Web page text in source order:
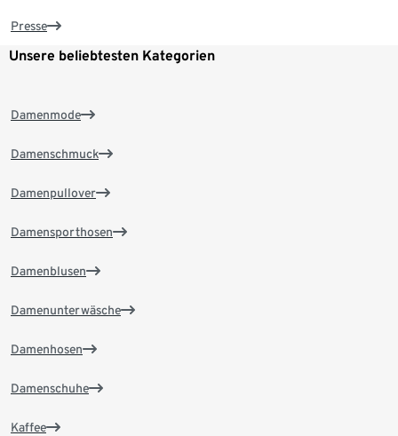
Presse
Unsere beliebtesten Kategorien
Damenmode
Damenschmuck
Damenpullover
Damensporthosen
Damenblusen
Damenunterwäsche
Damenhosen
Damenschuhe
Kaffee